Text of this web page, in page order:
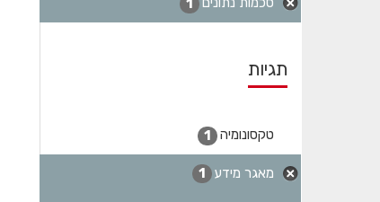
1
תגיות
טקסונומיה 1
מאגר מידע 1